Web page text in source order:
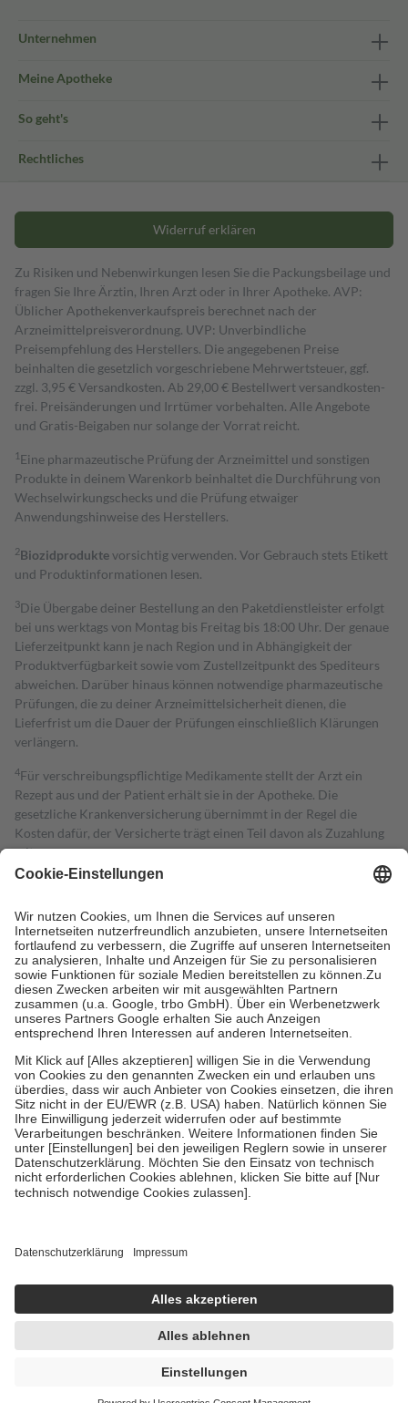
Unternehmen
Meine Apotheke
So geht's
Rechtliches
Widerruf erklären
Zu Risiken und Nebenwirkungen lesen Sie die Packungsbeilage und
fragen Sie Ihre Ärztin, Ihren Arzt oder in Ihrer Apotheke. AVP:
Üblicher Apothekenverkaufspreis berechnet nach der
Arzneimittelpreisverordnung. UVP: Unverbindliche
Preisempfehlung des Herstellers. Die angegebenen Preise
beinhalten die gesetzlich vorgeschriebene Mehrwertsteuer, ggf.
zzgl. 3,95 € Versandkosten. Ab 29,00 € Bestell­wert versand­kosten­
frei. Preisänderungen und Irrtümer vorbehalten. Alle Angebote
und Gratis-Beigaben nur solange der Vorrat reicht.
1 Eine pharmazeutische Prüfung der Arzneimittel und sonstigen
Produkte in deinem Warenkorb beinhaltet die Durchführung von
Wechselwirkungschecks und die Prüfung etwaiger
Anwendungshinweise des Herstellers.
2Biozidproduktevorsichtig verwenden. Vor Gebrauch stets Etikett
und Produktinformationen lesen.
3Die Übergabe deiner Bestellung an den Paketdienstleister erfolgt
bei uns werktags von Montag bis Freitag bis 18:00 Uhr. Der genaue
Lieferzeitpunkt kann je nach Region und in Abhängigkeit der
Produktverfügbarkeit sowie vom Zustellzeitpunkt des Spediteurs
abweichen. Darüber hinaus können notwendige pharmazeutische
Prüfungen, die zu deiner Arzneimittelsicherheit dienen, die
Lieferfrist um die Dauer der Prüfungen einschließlich Klärungen
verlängern.
4Für verschreibungspflichtige Medikamente stellt der Arzt ein
Rezept aus und der Patient erhält sie in der Apotheke. Die
gesetzliche Krankenversicherung übernimmt in der Regel die
Kosten dafür, der Versicherte trägt einen Teil davon als Zuzahlung
mit.
Grundsätzlich leisten Mitglieder Zuzahlungen in Höhe von zehn
höchstens zehn Euro.
Es sind jedoch nie mehr als die tatsächlichen
Kosten der Leistung zu entrichten.
Diese Regeln gelten grundsätzlich auch für Online-Apotheken.
Bei Heilmitteln und häuslicher Krankenpflege beträgt die
Zuzahlung zehn Prozent der Kosten sowie zehn Euro je
Verordnung.
Um das Engagement der Versicherten für ihre eigene Gesundheit zu
stärken und die besondere Stellung der Familie zu unterstützen,
fallenkeine Zuzahlungenan bei:
• Kindern und Jugendlichen bis zum vollendeten 18. Lebensjahr
mit Ausnahme der Fahrkosten
• Untersuchungen zur Vorsorge und Früherkennung, die von der
GKV getragen werden
• empfohlenen Schutzimpfungen
• Harn- und Blutteststreifen
getroffen, um sicherzustellen, dass es sich um echte Bewertungen
https://help.etrusted.com/hc/de/articles/4419944605341
Einige Bilder und Inhalte wurden unter Zuhilfenahme künstlicher